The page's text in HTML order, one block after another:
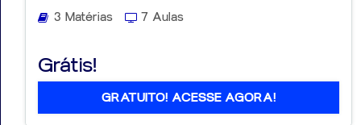
3 Matérias 7 Aulas
Grátis!
GRATUITO! ACESSE AGORA!